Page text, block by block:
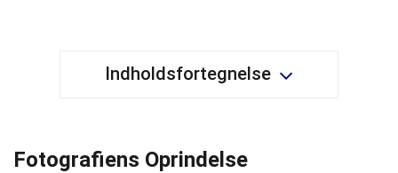
Indholdsfortegnelse
Fotografiens Oprindelse